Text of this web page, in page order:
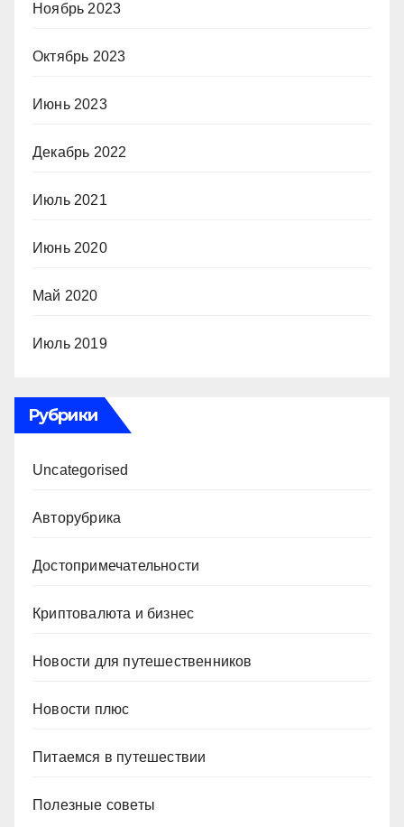
Ноябрь 2023
Октябрь 2023
Июнь 2023
Декабрь 2022
Июль 2021
Июнь 2020
Май 2020
Июль 2019
Рубрики
Uncategorised
Авторубрика
Достопримечательности
Криптовалюта и бизнес
Новости для путешественников
Новости плюс
Питаемся в путешествии
Полезные советы